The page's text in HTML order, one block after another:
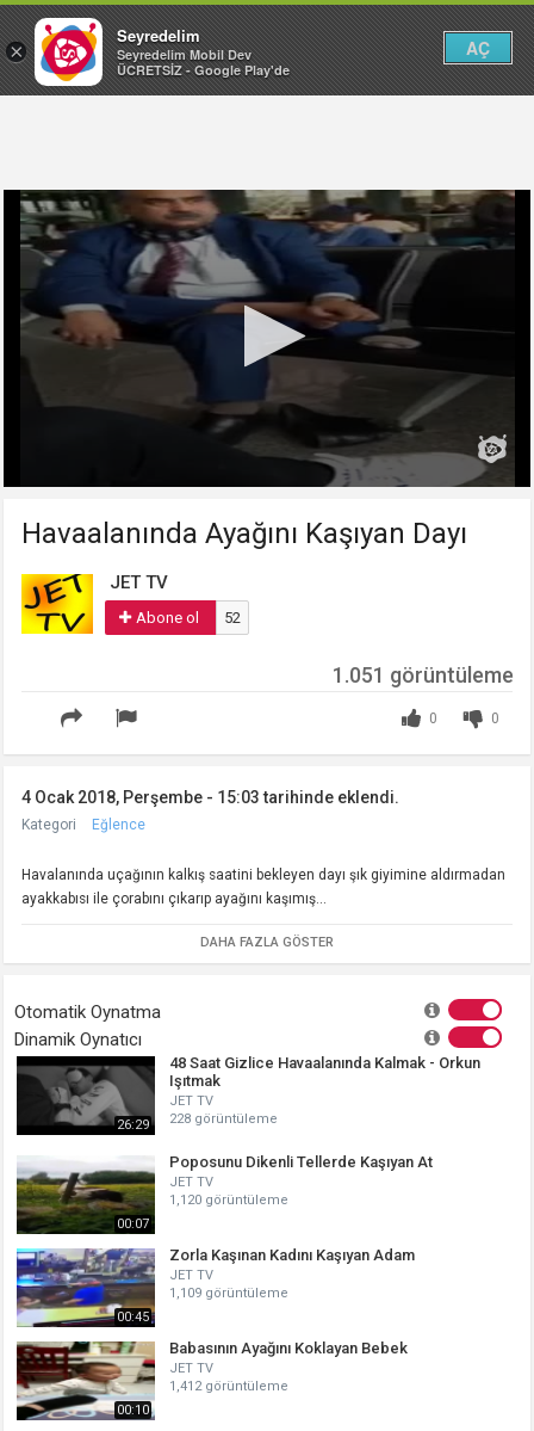
Havaalanında Ayağını Kaşıyan Dayı
JET TV
Abone ol 52
0
0
1.051 görüntüleme
4 Ocak 2018, Perşembe - 15:03 tarihinde eklendi.
Kategori Eğlence
Havalanında uçağının kalkış saatini bekleyen dayı şık giyimine aldırmadan
ayakkabısı ile çorabını çıkarıp ayağını kaşımış...
DAHA FAZLA GÖSTER
Otomatik Oynatma
Dinamik Oynatıcı
26:29
48 Saat Gizlice Havaalanında Kalmak - Orkun
Işıtmak
JET TV
228 görüntüleme
00:07
Poposunu Dikenli Tellerde Kaşıyan At
JET TV
1,120 görüntüleme
00:45
Zorla Kaşınan Kadını Kaşıyan Adam
JET TV
1,109 görüntüleme
00:10
Babasının Ayağını Koklayan Bebek
JET TV
1,412 görüntüleme
×
Seyredelim
Seyredelim Mobil Dev
ÜCRETSİZ - Google Play'de
AÇ